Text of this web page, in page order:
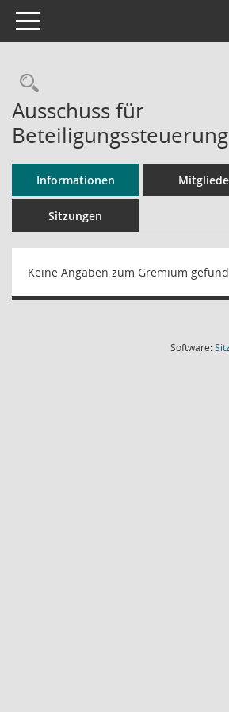
Toggle navigation
Rechercheauswahl
Ausschuss für
Beteiligungssteuerung
Informationen
Sitzungen
Keine Angaben zum Gremium
Software: